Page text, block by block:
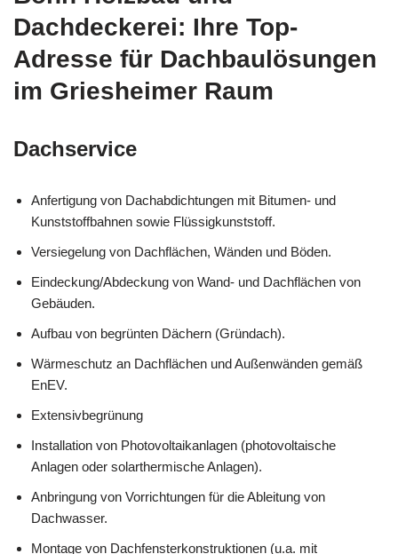
Dachdeckerei: Ihre Top-
Adresse für Dachbaulösungen
im Griesheimer Raum
Dachservice
Anfertigung von Dachabdichtungen mit Bitumen- und
Kunststoffbahnen sowie Flüssigkunststoff.
Versiegelung von Dachflächen, Wänden und Böden.
Eindeckung/Abdeckung von Wand- und Dachflächen von
Gebäuden.
Aufbau von begrünten Dächern (Gründach).
Wärmeschutz an Dachflächen und Außenwänden gemäß
EnEV.
Extensivbegrünung
Installation von Photovoltaikanlagen (photovoltaische
Anlagen oder solarthermische Anlagen).
Anbringung von Vorrichtungen für die Ableitung von
Dachwasser.
Montage von Dachfensterkonstruktionen (u.a. mit